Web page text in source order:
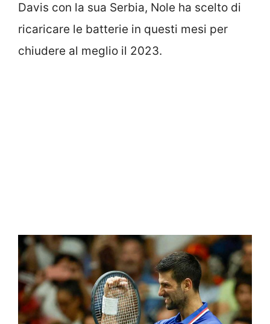
Davis con la sua Serbia, Nole ha scelto di
ricaricare le batterie in questi mesi per
chiudere al meglio il 2023.